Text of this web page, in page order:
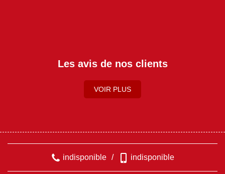
Les avis de nos clients
VOIR PLUS
indisponible / indisponible